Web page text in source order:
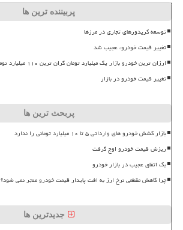
پربیننده ترین ها
توسعه کریدورهای تجاری در مرزها
تغییر قیمت خودرو، عجیب شد
ارزان ترین خودرو بازار یک میلیارد تومان گران ترین ۱۱۰ میلیارد تومان
تغییر قیمت خودرو در بازار
پربحث ترین ها
بازار کشش خودرو های وارداتی ۵ تا ۱۰ میلیارد تومانی را ندارد
ریزش قیمت خودرو اوج گرفت
بک اتفاق عجیب در بازار خودرو
چرا کاهش مقطعی نرخ ارز به افت پایدار قیمت خودرو منجر نمی شود؟
جدیدترین ها